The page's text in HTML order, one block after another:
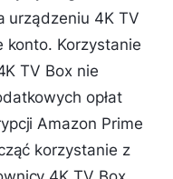
urządzeniu 4K TV
konto. Korzystanie
TV Box nie
opłat
Amazon Prime
korzystanie z